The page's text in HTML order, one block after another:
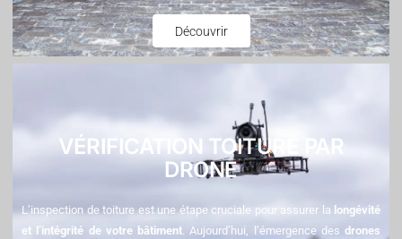
Découvrir
VÉRIFICATION TOITURE PAR
DRONE
L’inspection de toiture est une étape cruciale pour assurer la longévité
et l’intégrité de votre bâtiment . Aujourd’hui, l’émergence des drones